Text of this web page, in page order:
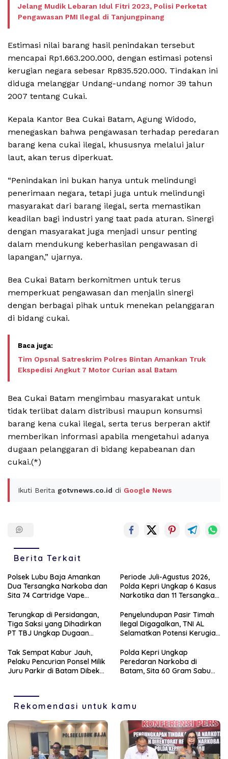
Jelang Mudik Lebaran Idul Fitri 2023, Polisi Perketat
Pengawasan PMI Ilegal di Tanjungpinang
Estimasi nilai barang hasil penindakan tersebut
mencapai Rp1.663.200.000, dengan estimasi potensi
kerugian negara sebesar Rp835.520.000. Tindakan ini
diduga melanggar Undang-undang nomor 39 tahun
2007 tentang Cukai.
Kepala Kantor Bea Cukai Batam, Agung Widodo,
menegaskan bahwa pengawasan terhadap peredaran
barang kena cukai ilegal, khususnya melalui jalur
laut, akan terus diperkuat.
“Penindakan ini bukan hanya untuk melindungi
penerimaan negara, tetapi juga untuk melindungi
masyarakat dari barang ilegal, serta memastikan
keadilan bagi industri yang taat pada aturan. Sinergi
dengan masyarakat juga menjadi unsur penting
dalam mendukung keberhasilan pengawasan di
lapangan,” ujarnya.
Bea Cukai Batam berkomitmen untuk terus
memperkuat pengawasan dan menjalin sinergi
dengan berbagai pihak untuk menekan pelanggaran
di bidang cukai.
Tim Opsnal Satreskrim Polres Bintan Amankan Truk
Ekspedisi Angkut 7 Motor Curian asal Batam
Bea Cukai Batam mengimbau masyarakat untuk
tidak terlibat dalam distribusi maupun konsumsi
barang kena cukai ilegal, serta terus berperan aktif
memberikan informasi apabila mengetahui adanya
dugaan pelanggaran di bidang kepabeanan dan
cukai.(*)
Ikuti Berita gotvnews.co.id di Google News
Berita Terkait
Polsek Lubu Baja Amankan
Dua Tersangka Narkoba dan
Sita 74 Cartridge Vape
Periode Juli-Agustus 2026,
Polda Kepri Ungkap 6 Kasus
Narkotika dan 11 Tersangka
Terungkap di Persidangan,
Tiga Saksi yang Dihadirkan
PT TBJ Ungkap Dugaan
Penerbitan Izin Tersus CV SEP
di Lingga
Penyelundupan Pasir Timah
Ilegal Digagalkan, TNI AL
Selamatkan Potensi Kerugian
Tak Sempat Kabur Jauh,
Pelaku Pencurian Ponsel Milik
Juru Parkir di Batam Dibekuk
Polda Kepri Ungkap
Peredaran Narkoba di
Batam, Sita 60 Gram Sabu
Rekomendasi untuk kamu